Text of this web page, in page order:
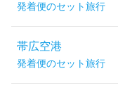
発着便のセット旅行
帯広空港
発着便のセット旅行